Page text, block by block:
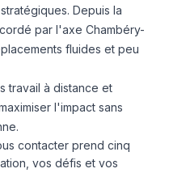
Depuis la
par l'axe Chambéry-
fluides et peu
travail à distance et
l'impact sans
contacter prend cinq
vos défis et vos